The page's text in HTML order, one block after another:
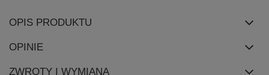
OPIS PRODUKTU
OPINIE
ZWROTY I WYMIANA